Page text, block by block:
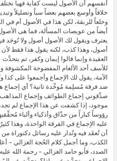
أنفسهم أن الأصول ليست كفاية فهيا
خلافاً وأوسع بعضهم بعضاً سباً وتضليلاً
وخلعاً للربقة، لكن هذا في الأصول أم
أيضاً من عويصات المسألة، فما هى
يعترف ويقول لك الأصول أصول ولا تُوجَد
أصول، وهذا كذب، لكنه يقول هذا فقط
العقيدة وإنما قالوا إيمان وكفر، ثم
للأسف أحد الألغام المفضوحة المكشوفة
الأمة، يقول لك الإجماع وأجمعوا على كذا
ضد فرقة مُسلِمة مُوحِّدة ثانية؟ أي
صدِّقوني إجماع الطوائف وإجماع
موجود، إذا كشفت عن هذا الإجماع لم
رؤوساً كباراً من حذّاق وأذكياء وألباء
عليه الإجماع في الفرقة الواحدة، وهذا
أن تُعقَد فيه وتُدار عليه رسائل دكتوراة
الكذب، وما أجمل كلام الحُجة الغزالي –
الصدد، فأبو حامد الغزالي – رحمة الله